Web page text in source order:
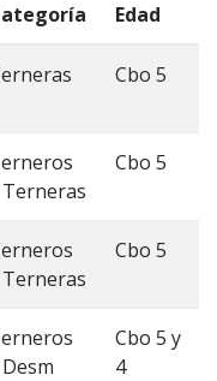
Edad
Cbo 5
Cbo 5
Cbo 5
Cbo 5 y
4